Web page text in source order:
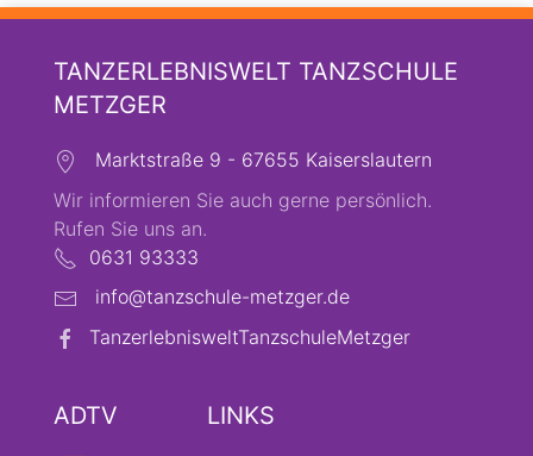
TANZERLEBNISWELT TANZSCHULE
METZGER
Marktstraße 9 - 67655 Kaiserslautern
Wir informieren Sie auch gerne persönlich.
Rufen Sie uns an.
0631 93333
info@tanzschule-metzger.de
TanzerlebnisweltTanzschuleMetzger
ADTV LINKS